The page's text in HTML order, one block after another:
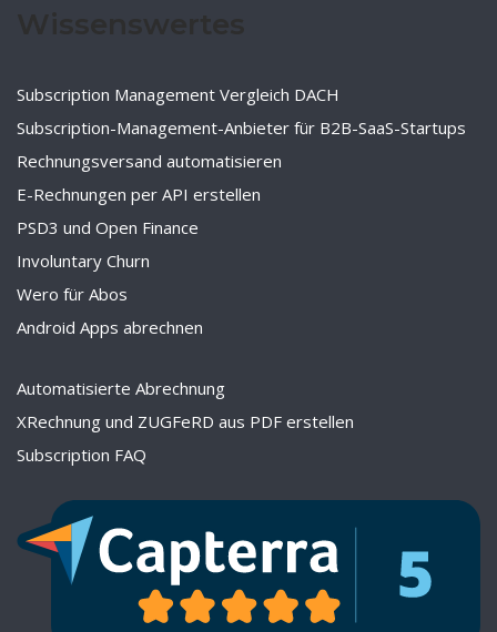
Subscription Management Vergleich DACH
Subscription-Management-Anbieter für B2B-SaaS-Startups
Rechnungsversand automatisieren
E-Rechnungen per API erstellen
PSD3 und Open Finance
Involuntary Churn
Wero für Abos
Android Apps abrechnen
Automatisierte Abrechnung
XRechnung und ZUGFeRD aus PDF erstellen
Subscription FAQ